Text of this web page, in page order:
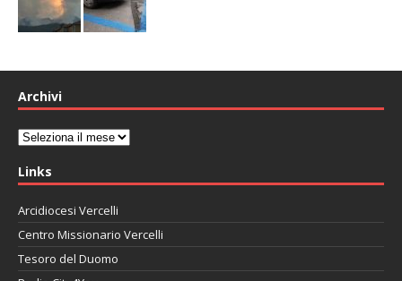
Archivi
Archivi
Links
Arcidiocesi Vercelli
Centro Missionario Vercelli
Tesoro del Duomo